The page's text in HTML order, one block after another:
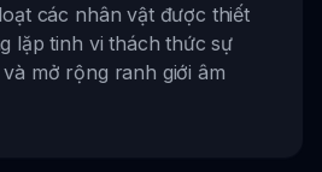
các nhân vật được thiết
lặp tinh vi thách thức sự
mở rộng ranh giới âm